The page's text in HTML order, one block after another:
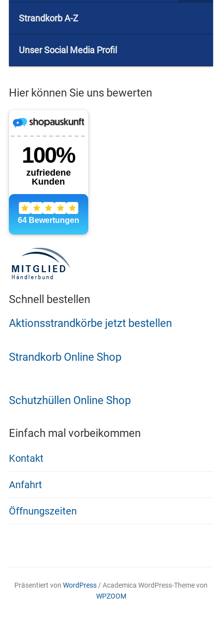
Strandkorb A-Z
Unser Social Media Profil
Hier können Sie uns bewerten
Schnell bestellen
Aktionsstrandkörbe jetzt bestellen
Strandkorb Online Shop
Schutzhüllen Online Shop
Einfach mal vorbeikommen
Kontakt
Anfahrt
Öffnungszeiten
Präsentiert von WordPress / Academica WordPress-Theme von
WPZOOM